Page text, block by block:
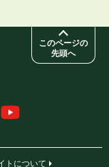
このページの
先頭へ
トについて